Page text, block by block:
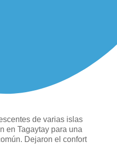
de varias islas
en Tagaytay para una
Dejaron el confort